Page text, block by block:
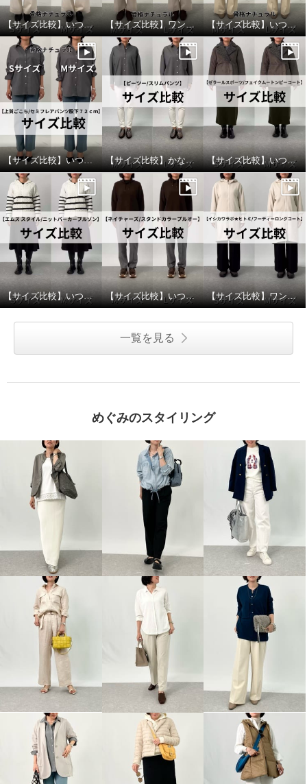
元町ゼラール エグゼクティブ ジ
ャージー素材使用 １枚でサマに
なる！ きれい見えプルオーバー
エクリュ Ｌ
¥0
元町ゼラール エグゼクティブ ジ
ャージー素材使用 １枚でサマに
なる！ きれい見えプルオーバー
エクリュ
【サイズ比較】いつものサイズがおすすめ 【サイズ比較】ワンサイズアップがオススメ 【サイズ比較】いつものサイズでオッケー
【サイズ比較】いつものサイズ以上がおすすめ 【サイズ比較】かなりピッタリ目なのでワンサイズアップがオススメ 【サイズ比較】いつものサイズでちょうど良い
【サイズ比較】いつものサイズがおすすめ 【サイズ比較】いつものサイズがおすすめ 【サイズ比較】ワンサイズダウンがおすすめ
一覧を見る
めぐみのスタイリング